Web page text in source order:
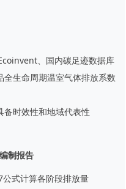
、国内碳足迹数据库
全生命周期温室气体排放系数
备时效性和地域代表性
制报告
式计算各阶段排放量